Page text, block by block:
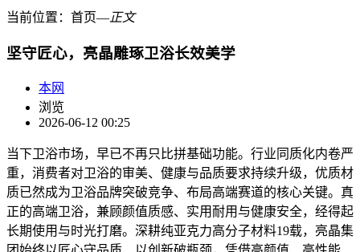
当前位置： 首页―正文
坚守匠心，亮晶雕琢卫浴长效美学
本网
浏览
2026-06-12 00:25
当下卫浴市场，早已不再只比拼基础功能。行业同质化内卷严
重，消费者对卫浴的审美、健康与品质要求持续升级，优质材
质已然成为卫浴品牌突破竞争、布局高端赛道的核心关键。真
正的高端卫浴，兼顾颜值质感、实用耐用与健康安全，经得起
长期使用与时光打磨。深耕纯亚克力高分子材料19载，亮晶集